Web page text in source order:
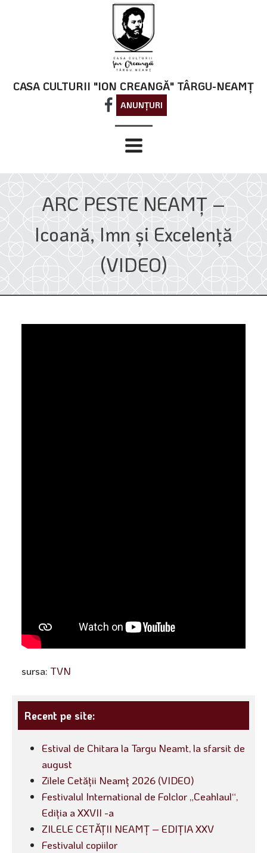
CASA CULTURII "ION CREANGĂ" TÂRGU-NEAMȚ
ANUNȚURI
ARC PESTE NEAMȚ –
Icoană, Imn și Excelență
(VIDEO)
sursa: TVN
Recent pe site:
Estival de Chitara la Targu Neamt, la sfarsit de
august
Zilele Cetății Neamț 2026 (VIDEO)
Festivalul International de Folclor „Ceahlaul“,
Ediția a XXVII -a
ZILELE CETĂȚII NEAMȚ – EDIȚIA XXV
Festivalul copiilor